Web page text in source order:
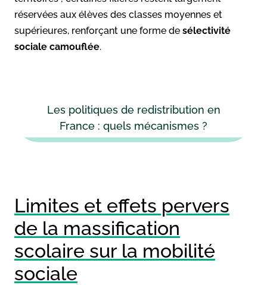
réservées aux élèves des classes moyennes et
supérieures, renforçant une forme de sélectivité
sociale camouflée.
Les politiques de redistribution en
France : quels mécanismes ?
Limites et effets pervers
de la massification
scolaire sur la mobilité
sociale